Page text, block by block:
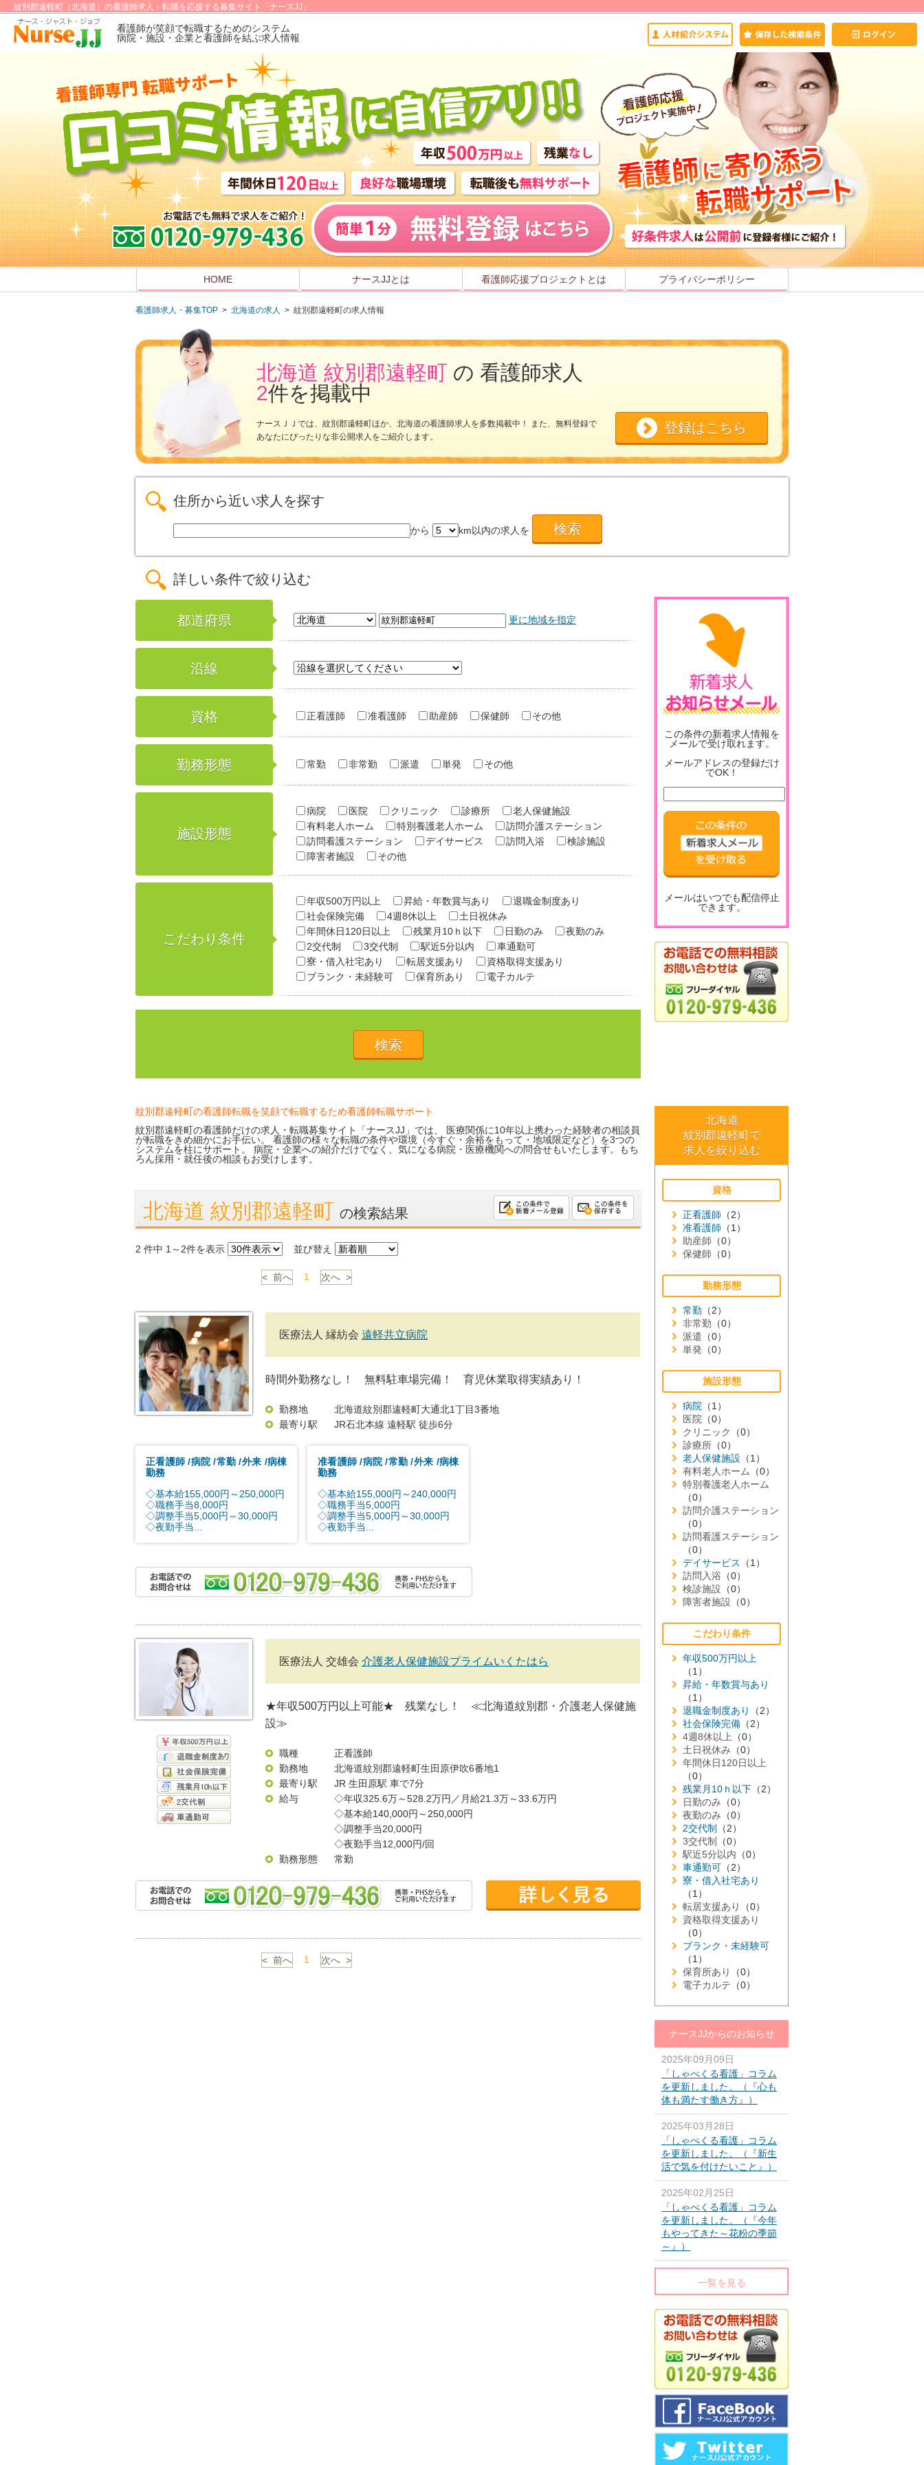
紋別郡遠軽町（北海道）の看護師求人・転職を応援する募集サイト「ナースJJ」
看護師が笑顔で転職するためのシステム
病院・施設・企業と看護師を結ぶ求人情報
HOME ナースJJとは 看護師応援プロジェクトとは プライバシーポリシー
看護師求人・募集TOP > 北海道の求人 > 紋別郡遠軽町の求人情報
北海道 紋別郡遠軽町 の 看護師求人
2件を掲載中
ナースＪＪでは、紋別郡遠軽町ほか、北海道の看護師求人を多数掲載中！ また、無料登録で
あなたにぴったりな非公開求人をご紹介します。
登録はこちら
住所から近い求人を探す
から km以内の求人を
詳しい条件で絞り込む
都道府県 更に地域を指定
沿線
資格 正看護師 准看護師 助産師 保健師 その他
勤務形態 常勤 非常勤 派遣 単発 その他
施設形態
病院 医院 クリニック 診療所
老人保健施設
有料老人ホーム
特別養護老人ホーム
訪問介護ステーション
訪問看護ステーション
デイサービス 訪問入浴
検診施設
障害者施設
その他
こだわり条件
年収500万円以上 昇給・年数賞与あり
退職金制度あり
社会保険完備
4週8休以上
土日祝休み
年間休日120日以上
残業月10ｈ以下 日勤のみ
夜勤のみ
2交代制
3交代制 駅近5分以内
車通勤可
寮・借入社宅あり
転居支援あり
資格取得支援あり
ブランク・未経験可
保育所あり 電子カルテ
この条件の新着求人情報を
メールで受け取れます。
メールアドレスの登録だけ
でOK！
メールはいつでも配信停止
できます。
紋別郡遠軽町の看護師転職を笑顔で転職するため看護師転職サポート
紋別郡遠軽町の看護師だけの求人・転職募集サイト「ナースJJ」では、 医療関係に10年以上携わった経験者の相談員
が転職をきめ細かにお手伝い。 看護師の様々な転職の条件や環境（今すぐ・余裕をもって・地域限定など）を3つの
システムを柱にサポート。 病院・企業への紹介だけでなく、気になる病院・医療機関への問合せもいたします。もち
ろん採用・就任後の相談もお受けします。
北海道 紋別郡遠軽町 の検索結果
2 件中 1～2件を表示 並び替え
< 前へ 1 次へ >
医療法人 縁紡会 遠軽共立病院
時間外勤務なし！ 無料駐車場完備！ 育児休業取得実績あり！
勤務地
北海道紋別郡遠軽町大通北1丁目3番地
最寄り駅
JR石北本線 遠軽駅 徒歩6分
正看護師 病院 常勤 外来 病棟
勤務
◇基本給155,000円～250,000円
◇職務手当8,000円
◇調整手当5,000円～30,000円
◇夜勤手当...
准看護師 病院 常勤 外来 病棟
勤務
◇基本給155,000円～240,000円
◇職務手当5,000円
◇調整手当5,000円～30,000円
◇夜勤手当...
医療法人 交雄会 介護老人保健施設プライムいくたはら
★年収500万円以上可能★ 残業なし！ ≪北海道紋別郡・介護老人保健施
設≫
職種
正看護師
勤務地
北海道紋別郡遠軽町生田原伊吹6番地1
最寄り駅
JR 生田原駅 車で7分
給与
◇年収325.6万～528.2万円／月給21.3万～33.6万円
◇基本給140,000円～250,000円
◇調整手当20,000円
◇夜勤手当12,000円/回
勤務形態
常勤
< 前へ 1 次へ >
北海道
紋別郡遠軽町で
求人を絞り込む
資格
正看護師 （2）
准看護師 （1）
助産師 （0）
保健師 （0）
勤務形態
常勤 （2）
非常勤 （0）
派遣 （0）
単発 （0）
施設形態
病院 （1）
医院 （0）
クリニック
（0）
診療所 （0）
老人保健施設 （1）
有料老人ホーム
（0）
特別養護老人ホーム
（0）
訪問介護ステーション
（0）
訪問看護ステーション
（0）
デイサービス
（1）
訪問入浴 （0）
検診施設 （0）
障害者施設 （0）
こだわり条件
年収500万円以上
（1）
昇給・年数賞与あり
（1）
退職金制度あり
（2）
社会保険完備 （2）
4週8休以上
（0）
土日祝休み （0）
年間休日120日以上
（0）
残業月10ｈ以下 （2）
日勤のみ （0）
夜勤のみ （0）
2交代制
（2）
3交代制
（0）
駅近5分以内 （0）
車通勤可 （2）
寮・借入社宅あり
（1）
転居支援あり
（0）
資格取得支援あり
（0）
ブランク・未経験可
（1）
保育所あり
（0）
電子カルテ （0）
ナースJJからのお知らせ
2025年09月09日
「しゃべくる看護」コラム
を更新しました。（『心も
体も満たす働き方』）
2025年03月28日
「しゃべくる看護」コラム
を更新しました。（『新生
活で気を付けたいこと』）
2025年02月25日
「しゃべくる看護」コラム
を更新しました。（『今年
もやってきた～花粉の季節
～』）
一覧を見る